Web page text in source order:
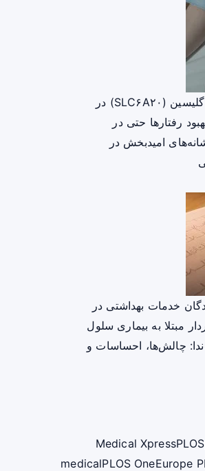
مهارگر جدیدِ ناقل گلیسین (SLC۶A۲۰) در
رفتارها حتی در
امیدبخش در
خدمات بهداشتی در
مبتلا به بیماری سلول
چالش‌ها، احساسات و
Medical XpressPLOS
medicalPLOS OneEurope